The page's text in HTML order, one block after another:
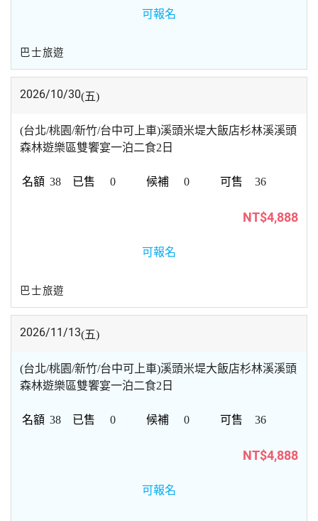
可報名
巴士旅遊
2026/10/30(五)
(台北/桃園/新竹/台中可上車)溪頭米堤大飯店杉林溪溪頭
森林遊樂區雙饗宴一泊二食2日
38 0 0 36
NT$4,888
可報名
巴士旅遊
2026/11/13(五)
(台北/桃園/新竹/台中可上車)溪頭米堤大飯店杉林溪溪頭
森林遊樂區雙饗宴一泊二食2日
38 0 0 36
NT$4,888
可報名